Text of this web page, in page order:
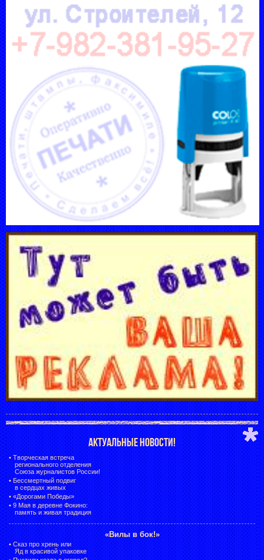
АКТУАЛЬНЫЕ НОВОСТИ!
• Творческая встреча
регионального отделения
Союза журналистов России!
• Бессмертный подвиг
в сердцах живых
• «Дорогами Победы»
• 9 Мая в деревне Фокино:
память и живая традиция
«Вилы в бок!»
• Сказ про хрень или
Яд в красивой упаковке